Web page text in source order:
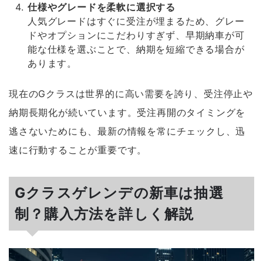
仕様やグレードを柔軟に選択する
人気グレードはすぐに受注が埋まるため、グレー
ドやオプションにこだわりすぎず、早期納車が可
能な仕様を選ぶことで、納期を短縮できる場合が
あります。
現在のGクラスは世界的に高い需要を誇り、受注停止や
納期長期化が続いています。受注再開のタイミングを
逃さないためにも、最新の情報を常にチェックし、迅
速に行動することが重要です。
Gクラスゲレンデの新車は抽選
制？購入方法を詳しく解説